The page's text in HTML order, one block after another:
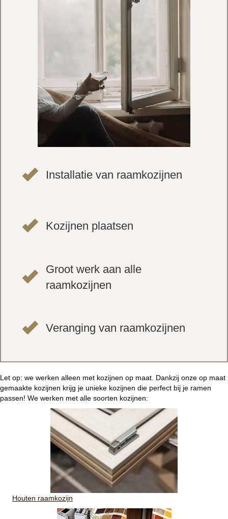
Installatie van raamkozijnen
Kozijnen plaatsen
Groot werk aan alle
raamkozijnen
Veranging van raamkozijnen
Let op: we werken alleen met kozijnen op maat. Dankzij onze op maat
gemaakte kozijnen krijg je unieke kozijnen die perfect bij je ramen
passen! We werken met alle soorten kozijnen:
Houten raamkozijn